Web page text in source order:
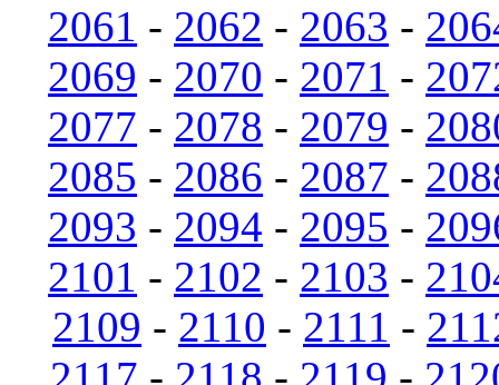
2061 - 2062 - 2063 -
2069 - 2070 - 2071 -
2077 - 2078 - 2079 -
2085 - 2086 - 2087 -
2093 - 2094 - 2095 -
2101 - 2102 - 2103 -
2109 - 2110 - 2111 -